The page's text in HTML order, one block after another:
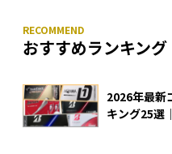
おすすめランキング
2026年最新
キング25選